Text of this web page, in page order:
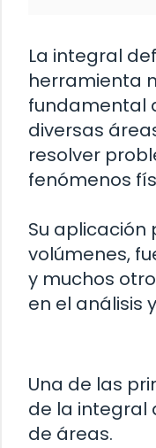
La integral
herramienta
fundamental
diversas
resolver
fenómenos
Su
volúmenes,
y muchos
en el análisis
Una de las
de la integral
de áreas.